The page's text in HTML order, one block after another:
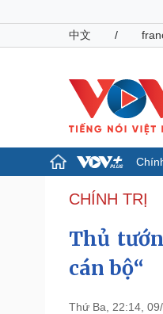
中文
/
Chính trị
Tổ chức nhân sự
Quốc hội
Nhận diện sự thật
CHÍNH TRỊ
Thủ
cán bộ“
Thứ Ba, 22:14,